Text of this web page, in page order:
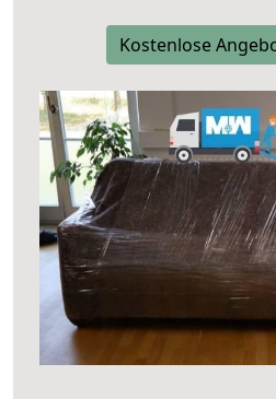
Kostenlose